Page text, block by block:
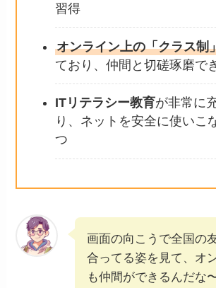
習得
オンライン上の「クラス制
ており、仲間と切磋琢磨で
ITリテラシー教育が非常に
り、ネットを安全に使いこ
つ
画面の向こうで全国の
合ってる姿を見て、オ
も仲間ができるんだな